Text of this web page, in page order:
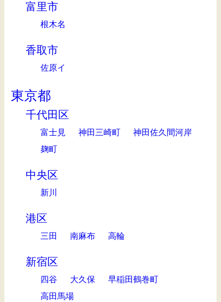
富里市
根木名
香取市
佐原イ
東京都
千代田区
富士見 神田三崎町
神田佐久間河岸
麹町
中央区
新川
港区
三田 南麻布 高輪
新宿区
四谷 大久保
早稲田鶴巻町
高田馬場